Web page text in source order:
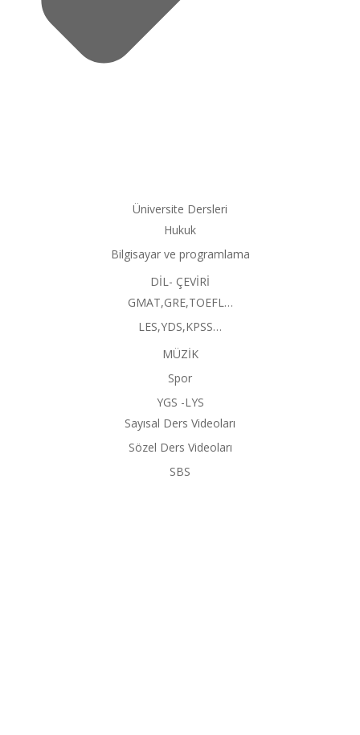
Üniversite Dersleri
Hukuk
Bilgisayar ve programlama
DİL- ÇEVİRİ
GMAT,GRE,TOEFL…
LES,YDS,KPSS…
MÜZİK
Spor
YGS -LYS
Sayısal Ders Videoları
Sözel Ders Videoları
SBS